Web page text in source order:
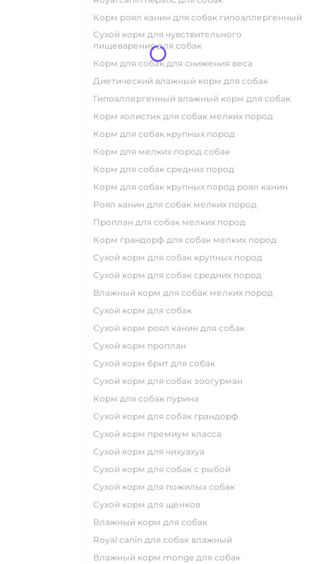
корм роял канин для собак гипоаллергенный
сухой корм для чувствительного
пищеварения для собак
корм для собак для снижения веса
диетический влажный корм для собак
гипоаллергенный влажный корм для собак
корм холистик для собак мелких пород
корм для собак крупных пород
корм для мелких пород собак
корм для собак средних пород
корм для собак крупных пород роял канин
роял канин для собак мелких пород
проплан для собак мелких пород
корм грандорф для собак мелких пород
сухой корм для собак крупных пород
сухой корм для собак средних пород
влажный корм для собак мелких пород
сухой корм для собак
сухой корм роял канин для собак
сухой корм проплан
сухой корм брит для собак
сухой корм для собак зоогурман
корм для собак пурина
сухой корм для собак грандорф
сухой корм премиум класса
сухой корм для чихуахуа
сухой корм для собак с рыбой
сухой корм для пожилых собак
сухой корм для щенков
влажный корм для собак
royal canin для собак влажный
влажный корм monge для собак